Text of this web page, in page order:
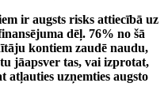
ir augsts risks attiecībā uz
dēļ. 76% no šā
kontiem zaudē naudu,
jāapsver tas, vai izprotat,
uzņemties augsto